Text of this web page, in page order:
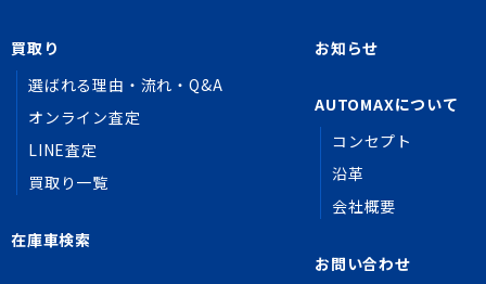
買取り
選ばれる理由・流れ・Q&A
オンライン査定
LINE査定
買取り一覧
在庫車検索
お知らせ
AUTOMAXについて
コンセプト
沿革
会社概要
お問い合わせ